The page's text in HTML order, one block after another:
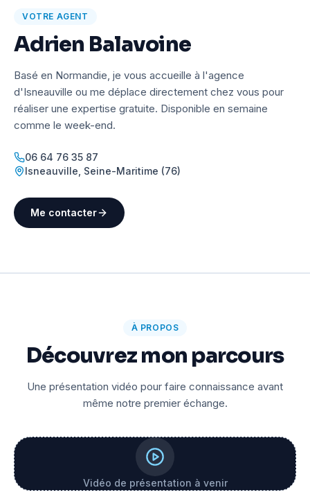
VOTRE AGENT
Adrien Balavoine
Basé en Normandie, je vous accueille à l'agence
d'Isneauville ou me déplace directement chez vous pour
réaliser une expertise gratuite. Disponible en semaine
comme le week-end.
06 64 76 35 87
Isneauville Seine-Maritime (76)
Me contacter
À PROPOS
Découvrez mon parcours
Une présentation vidéo pour faire connaissance avant
même notre premier échange.
Vidéo de présentation à venir